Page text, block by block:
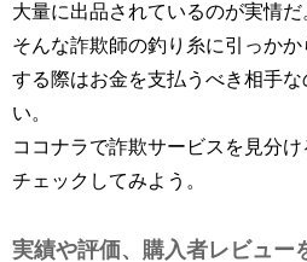
大量に出品されているのが実情だ
そんな詐欺師の釣り糸に引っか
する際はお金を支払うべき相手
い。
ココナラで詐欺サービスを見分
チェックしてみよう。
実績や評価、購入者レビュー